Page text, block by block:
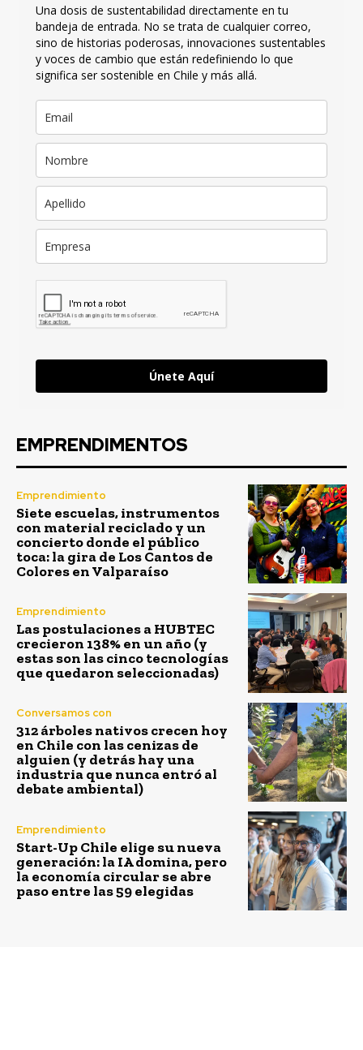
Una dosis de sustentabilidad directamente en tu
bandeja de entrada. No se trata de cualquier correo,
sino de historias poderosas, innovaciones sustentables
y voces de cambio que están redefiniendo lo que
significa ser sostenible en Chile y más allá.
Únete Aquí
EMPRENDIMENTOS
Emprendimiento
Siete escuelas, instrumentos
con material reciclado y un
concierto donde el público
toca: la gira de Los Cantos de
Colores en Valparaíso
Emprendimiento
Las postulaciones a HUBTEC
crecieron 138% en un año (y
estas son las cinco tecnologías
que quedaron seleccionadas)
Conversamos con
312 árboles nativos crecen hoy
en Chile con las cenizas de
alguien (y detrás hay una
industria que nunca entró al
debate ambiental)
Emprendimiento
Start-Up Chile elige su nueva
generación: la IA domina, pero
la economía circular se abre
paso entre las 59 elegidas